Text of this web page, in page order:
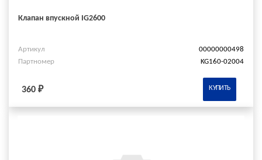
Клапан впускной IG2600
Артикул
00000000498
Партномер
KG160-02004
360 ₽ КУПИТЬ